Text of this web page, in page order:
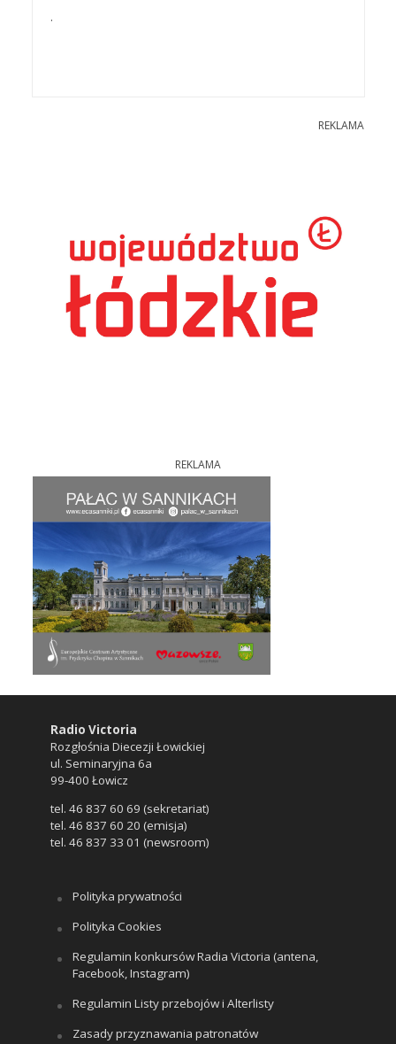
.
REKLAMA
REKLAMA
Radio Victoria
Rozgłośnia Diecezji Łowickiej
ul. Seminaryjna 6a
99-400 Łowicz
tel. 46 837 60 69 (sekretariat)
tel. 46 837 60 20 (emisja)
tel. 46 837 33 01 (newsroom)
Polityka prywatności
Polityka Cookies
Regulamin konkursów Radia Victoria (antena,
Facebook, Instagram)
Regulamin Listy przebojów i Alterlisty
Zasady przyznawania patronatów